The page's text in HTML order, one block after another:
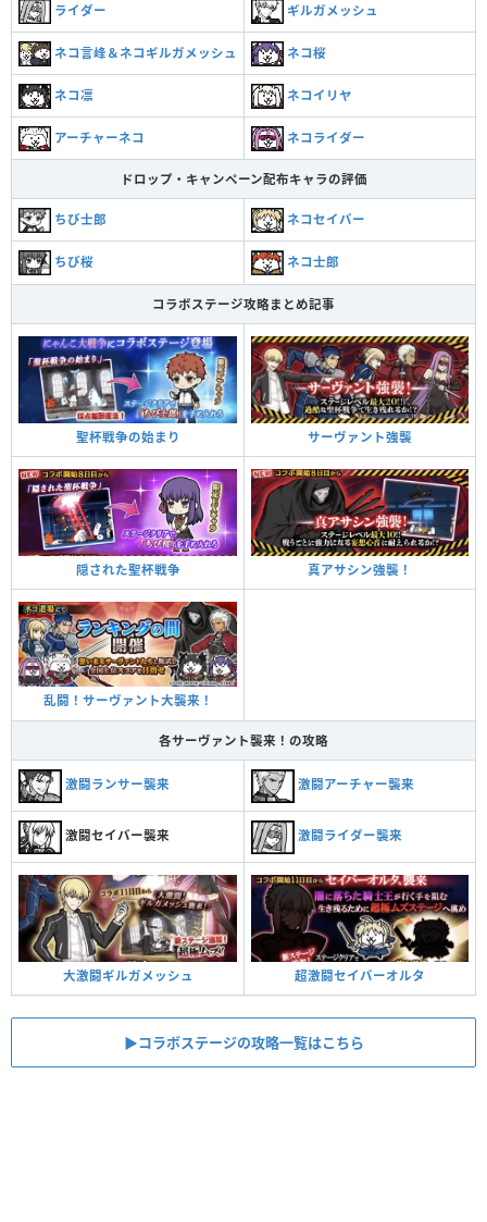
ライダー ギルガメッシュ
ネコ言峰＆ネコギルガメッシュ ネコ桜
ネコ凛 ネコイリヤ
アーチャーネコ ネコライダー
ドロップ・キャンペーン配布キャラの評価
ちび士郎 ネコセイバー
ちび桜 ネコ士郎
コラボステージ攻略まとめ記事
聖杯戦争の始まり サーヴァント強襲
隠された聖杯戦争 真アサシン強襲！
乱闘！サーヴァント大襲来！
各サーヴァント襲来！の攻略
激闘ランサー襲来 激闘アーチャー襲来
激闘セイバー襲来 激闘ライダー襲来
大激闘ギルガメッシュ 超激闘セイバーオルタ
▶︎コラボステージの攻略一覧はこちら